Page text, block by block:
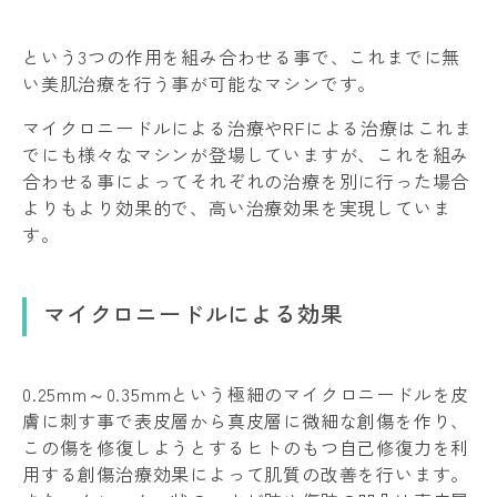
という3つの作用を組み合わせる事で、これまでに無
い美肌治療を行う事が可能なマシンです。
マイクロニードルによる治療やRFによる治療はこれま
でにも様々なマシンが登場していますが、これを組み
合わせる事によってそれぞれの治療を別に行った場合
よりもより効果的で、高い治療効果を実現していま
す。
マイクロニードルによる効果
0.25mm～0.35mmという極細のマイクロニードルを皮
膚に刺す事で表皮層から真皮層に微細な創傷を作り、
この傷を修復しようとするヒトのもつ自己修復力を利
用する創傷治療効果によって肌質の改善を行います。